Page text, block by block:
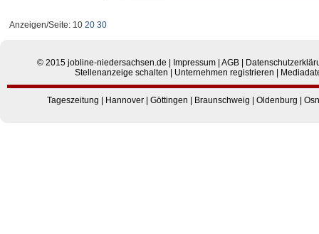
Anzeigen/Seite: 10 20 30
© 2015 jobline-niedersachsen.de | Impressum | AGB |
Stellenanzeige schalten | Unternehmen registrieren |
Tageszeitung | Hannover | Göttingen | Braunschweig | Oldenburg |